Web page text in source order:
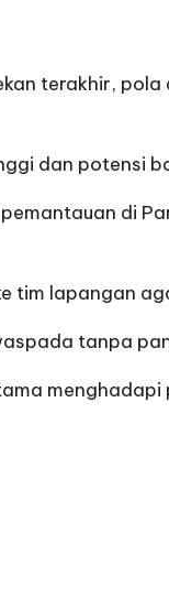
terakhir,
dan potensi
di
tim lapangan
tanpa